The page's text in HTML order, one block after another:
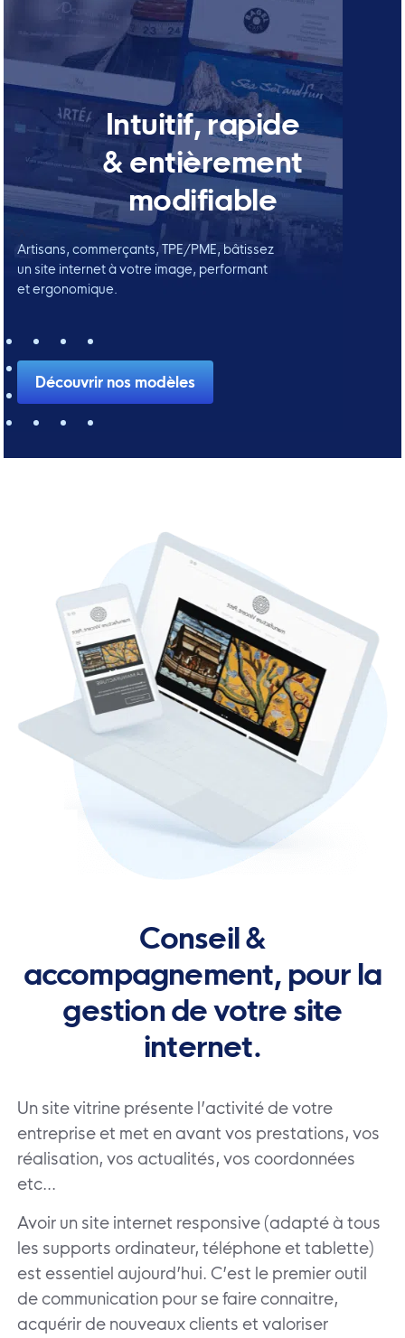
Intuitif, rapide
& entièrement
modifiable
Artisans, commerçants, TPE/PME, bâtissez
un site internet à votre image, performant
et ergonomique.
Découvrir nos modèles
Conseil &
accompagnement, pour la
gestion de votre site
internet.
Un site vitrine présente l’activité de votre
entreprise et met en avant vos prestations, vos
réalisation, vos actualités, vos coordonnées
etc…
Avoir un site internet responsive (adapté à tous
les supports ordinateur, téléphone et tablette)
est essentiel aujourd’hui. C’est le premier outil
de communication pour se faire connaitre,
acquérir de nouveaux clients et valoriser